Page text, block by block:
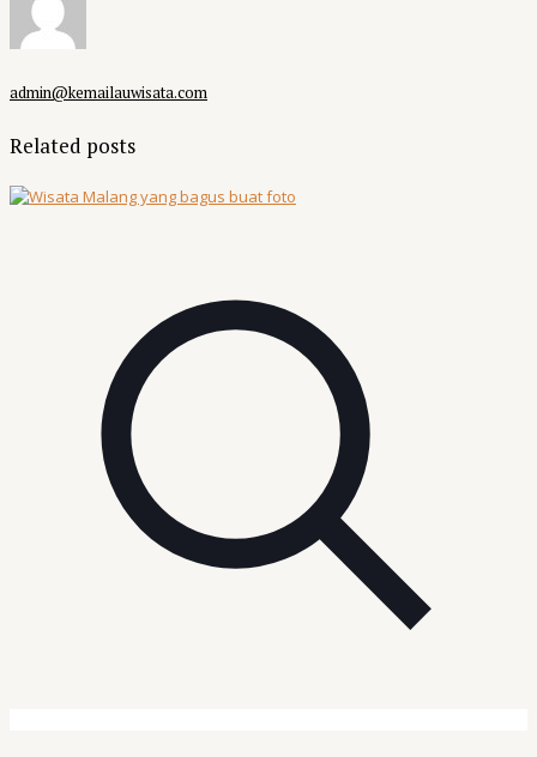
admin@kemailauwisata.com
Related posts